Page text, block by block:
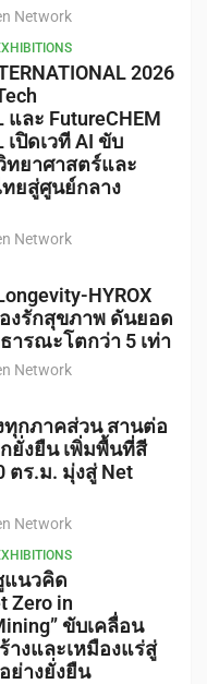
Network
2026
และ FutureCHEM
เปิดเวที AI ขับ
ทยาศาสตร์และ
ยสู่ศูนย์กลาง
Network
HYROX
งรักสุขภาพ ดันยอด
ารณะโตกว่า 5 เท่า
Network
กภาคส่วน สานต่อ
ยั่งยืน เพิ่มพื้นที่สี
ตร.ม. มุ่งสู่ Net
Network
แนวคิด
Zero in
ขับเคลื่อน
งและเหมืองแร่สู่
ย่างยั่งยืน